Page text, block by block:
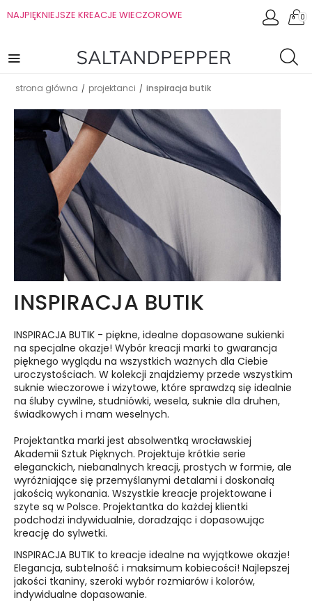
NAJPIĘKNIEJSZE KREACJE WIECZOROWE 0
strona główna / projektanci / inspiracja butik
INSPIRACJA BUTIK
INSPIRACJA BUTIK - piękne, idealne dopasowane sukienki
na specjalne okazje! Wybór kreacji marki to gwarancja
pięknego wyglądu na wszystkich ważnych dla Ciebie
uroczystościach. W kolekcji znajdziemy przede wszystkim
suknie wieczorowe i wizytowe, które sprawdzą się idealnie
na śluby cywilne, studniówki, wesela, suknie dla druhen,
świadkowych i mam weselnych.
Projektantka marki jest absolwentką wrocławskiej
Akademii Sztuk Pięknych. Projektuje krótkie serie
eleganckich, niebanalnych kreacji, prostych w formie, ale
wyróżniające się przemyślanymi detalami i doskonałą
jakością wykonania. Wszystkie kreacje projektowane i
szyte są w Polsce. Projektantka do każdej klientki
podchodzi indywidualnie, doradzając i dopasowując
kreację do sylwetki.
INSPIRACJA BUTIK to kreacje idealne na wyjątkowe okazje!
Elegancja, subtelność i maksimum kobiecości! Najlepszej
jakości tkaniny, szeroki wybór rozmiarów i kolorów,
indywidualne dopasowanie.